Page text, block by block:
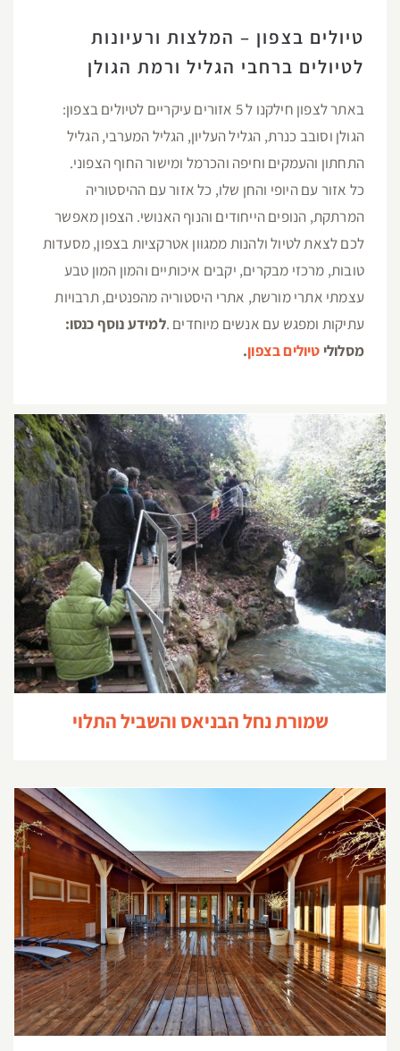
טיולים בצפון – המלצות ורעיונות
לטיולים ברחבי הגליל ורמת הגולן
באתר לצפון חילקנו ל 5 אזורים עיקריים לטיולים בצפון:
הגולן וסובב כנרת, הגליל העליון, הגליל המערבי, הגליל
התחתון והעמקים וחיפה והכרמל ומישור החוף הצפוני.
כל אזור עם היופי והחן שלו, כל אזור עם ההיסטוריה
המרתקת, הנופים הייחודים והנוף האנושי. הצפון מאפשר
לכם לצאת לטיול ולהנות ממגוון אטרקציות בצפון, מסעדות
טובות, מרכזי מבקרים, יקבים איכותיים והמון המון טבע
עצמתי אתרי מורשת, אתרי היסטוריה מהפנטים, תרבויות
עתיקות ומפגש עם אנשים מיוחדים .למידע נוסף כנסו:
מסלולי טיולים בצפון.
שמורת נחל הבניאס והשביל התלוי
שמורת נחל הבניאס והשביל התלוי
רשת מלונות מטיילים